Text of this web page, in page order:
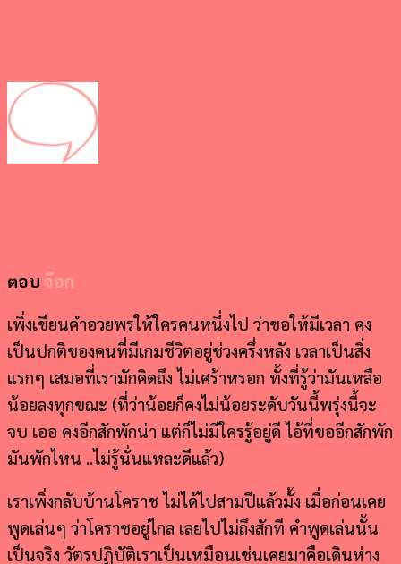
ตอบ จ๊อก
เพิ่งเขียนคำอวยพรให้ใครคนหนึ่งไป ว่าขอให้มีเวลา คง
เป็นปกติของคนที่มีเกมชีวิตอยู่ช่วงครึ่งหลัง เวลาเป็นสิ่ง
แรกๆ เสมอที่เรามักคิดถึง ไม่เศร้าหรอก ทั้งที่รู้ว่ามันเหลือ
น้อยลงทุกขณะ (ที่ว่าน้อยก็คงไม่น้อยระดับวันนี้พรุ่งนี้จะ
จบ เออ คงอีกสักพักน่า แต่ก็ไม่มีใครรู้อยู่ดี ไอ้ที่ขออีกสักพัก
มันพักไหน ..ไม่รู้นั่นแหละดีแล้ว)
เราเพิ่งกลับบ้านโคราช ไม่ได้ไปสามปีแล้วมั้ง เมื่อก่อนเคย
พูดเล่นๆ ว่าโคราชอยู่ไกล เลยไปไม่ถึงสักที คำพูดเล่นนั้น
เป็นจริง วัตรปฏิบัติเราเป็นเหมือนเช่นเคยมาคือเดินห่าง